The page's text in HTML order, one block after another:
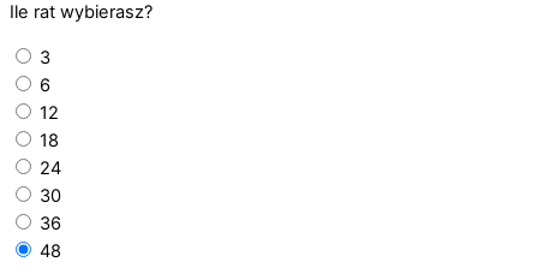
Ile rat wybierasz?
3
6
12
18
24
30
36
48